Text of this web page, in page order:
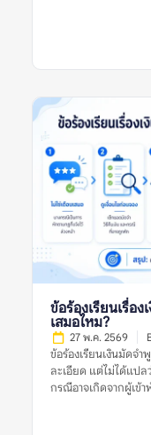
ชัดเจนหรือไม่ ใช้เสีย
กัน ไม่ใช่ดูจากรีวิวเดีย
ความหมายของข้อร้อ
ความหมายของข้อร้อ
เข้าพักหรือผู้รีวิวพูดถึง
ดังจากบ้านข้างเคียง
กลุ่มผู้เข้าพักเอง หรือ
ร้องเรียนเรื่องเสียงอ
ชุมชนมาก กฎบ้านเข้
โซนที่เสียงจากภายน
เสียงอาจไม่ได้เกิดจา
บ้านให้ละเอียดก่อนจอ
จากไหน เกิดช่วงเวล
น. ต้องลดเสียง” “บ้า
บ้านร้องเรียนเมื่อเปิด
ประเมินได้ว่าปัญหานั้
เรียนเรื่องเสียงจึงส
กลาง สระว่ายน้ำ ลาน
เสียงได้ง่าย หากผู้เข้
ข้อร้องเรียนเรื่อ
เสมอไหม?
27 พ.ค. 2569
ข้อร้องเรียนเงินมัดจ
ละเอียด แต่ไม่ได้แปล
กรณีอาจเกิดจากผู้เข้า